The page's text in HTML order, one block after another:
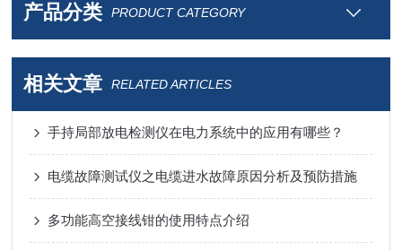
产品分类 PRODUCT CATEGORY
相关文章 RELATED ARTICLES
手持局部放电检测仪在电力系统中的应用有哪些？
电缆故障测试仪之电缆进水故障原因分析及预防措施
多功能高空接线钳的使用特点介绍